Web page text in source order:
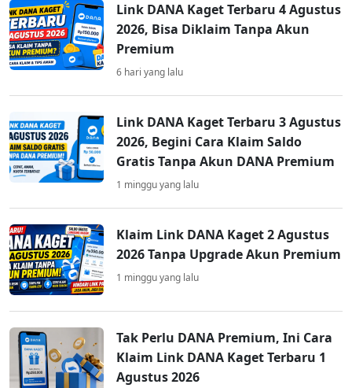
Link DANA Kaget Terbaru 4 Agustus
2026, Bisa Diklaim Tanpa Akun
Premium
6 hari yang lalu
Link DANA Kaget Terbaru 3 Agustus
2026, Begini Cara Klaim Saldo
Gratis Tanpa Akun DANA Premium
1 minggu yang lalu
Klaim Link DANA Kaget 2 Agustus
2026 Tanpa Upgrade Akun Premium
1 minggu yang lalu
Tak Perlu DANA Premium, Ini Cara
Klaim Link DANA Kaget Terbaru 1
Agustus 2026